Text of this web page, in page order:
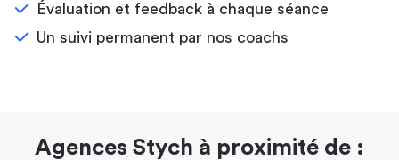
Évaluation et feedback à chaque séance
Un suivi permanent par nos coachs
Agences Stych à proximité de :